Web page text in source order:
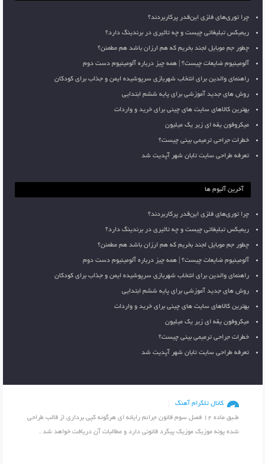
چرا توری‌های فلزی این‌قدر پرکاربردند؟
ریمیکس تبلیغاتی چیست و چه تاثیری در برندینگ دارد؟
چطور جم موبایل لجند بخریم که هم ارزان باشد هم مطمئن؟
آلومینیوم ضایعات چیست؟ | همه چیز درباره آلومینیوم دست دوم
راهنمای والدین برای انتخاب شهربازی سرپوشیده ایمن و جذاب برای کودکان
روش های جدید آموزشی برای پایه ششم ابتدایی
بهترین کالاهای سایت های چینی برای خرید و واردات
میکروفون یقه ای زیر یک میلیون
خطرات جراحی ترمیمی بینی چیست؟
تعرفه طراحی سایت تابان شهر آپدیت شد
آخرین آلبوم ها
چرا توری‌های فلزی این‌قدر پرکاربردند؟
ریمیکس تبلیغاتی چیست و چه تاثیری در برندینگ دارد؟
چطور جم موبایل لجند بخریم که هم ارزان باشد هم مطمئن؟
آلومینیوم ضایعات چیست؟ | همه چیز درباره آلومینیوم دست دوم
راهنمای والدین برای انتخاب شهربازی سرپوشیده ایمن و جذاب برای کودکان
روش های جدید آموزشی برای پایه ششم ابتدایی
بهترین کالاهای سایت های چینی برای خرید و واردات
میکروفون یقه ای زیر یک میلیون
خطرات جراحی ترمیمی بینی چیست؟
تعرفه طراحی سایت تابان شهر آپدیت شد
کانال تلگرام آهنگ
طـبق ماده 12 فصل سوم قانون جرائم رایانه ای هرگونه کپی برداری از قالب طراحی
شده پونه موزیک موزیک پیگرد قانونی دارد و مطالبات آن دریافت خواهد شد .